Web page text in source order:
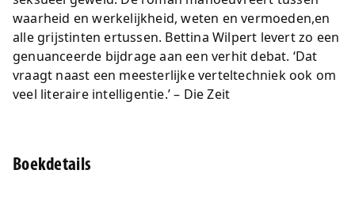
waarheid en werkelijkheid, weten en vermoeden,en
alle grijstinten ertussen. Bettina Wilpert levert zo een
genuanceerde bijdrage aan een verhit debat. ‘Dat
vraagt naast een meesterlijke verteltechniek ook om
veel literaire intelligentie.’ – Die Zeit
Boekdetails